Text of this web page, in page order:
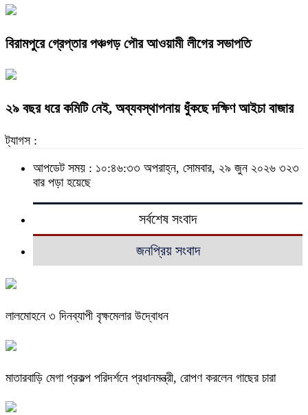
বিরামপুরে গ্রেপ্তার পঞ্চগড় পৌর আওয়ামী লীগের সভাপতি
২৯ বছর ধরে কমিটি নেই, অব্যবস্থাপনায় ধুঁকছে দক্ষিণ আইচা বাজার
ট্যাগস :
আপডেট সময় : ১০:৪৬:৩৩ অপরাহ্ন, সোমবার, ২৯ জুন ২০২৬ ৩২৩
বার পড়া হয়েছে
সর্বশেষ সংবাদ
জনপ্রিয় সংবাদ
লালমোহনে ৩ দিনব্যাপী বৃক্ষমেলার উদ্বোধন
মাতারবাড়ি মেগা প্রকল্প পরিদর্শনে প্রধানমন্ত্রী, রোপণ করলেন গাছের চারা